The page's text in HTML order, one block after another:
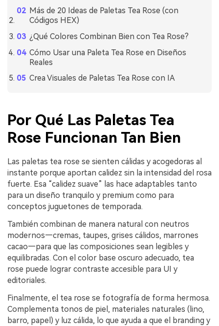
Más de 20 Ideas de Paletas Tea Rose (con
Códigos HEX)
¿Qué Colores Combinan Bien con Tea Rose?
Cómo Usar una Paleta Tea Rose en Diseños
Reales
Crea Visuales de Paletas Tea Rose con IA
Por Qué Las Paletas Tea
Rose Funcionan Tan Bien
Las paletas tea rose se sienten cálidas y acogedoras al
instante porque aportan calidez sin la intensidad del rosa
fuerte. Esa “calidez suave” las hace adaptables tanto
para un diseño tranquilo y premium como para
conceptos juguetones de temporada.
También combinan de manera natural con neutros
modernos—cremas, taupes, grises cálidos, marrones
cacao—para que las composiciones sean legibles y
equilibradas. Con el color base oscuro adecuado, tea
rose puede lograr contraste accesible para UI y
editoriales.
Finalmente, el tea rose se fotografía de forma hermosa.
Complementa tonos de piel, materiales naturales (lino,
barro, papel) y luz cálida, lo que ayuda a que el branding y